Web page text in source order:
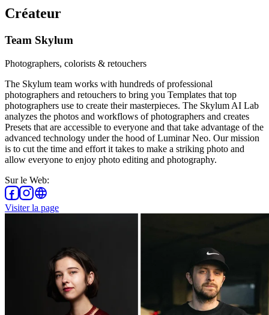
Créateur
Team Skylum
Photographers, colorists & retouchers
The Skylum team works with hundreds of professional
photographers and retouchers to bring you Templates that top
photographers use to create their masterpieces. The Skylum AI Lab
analyzes the photos and workflows of photographers and creates
Presets that are accessible to everyone and that take advantage of the
advanced technology under the hood of Luminar Neo. Our mission
is to cut the time and effort it takes to make a striking photo and
allow everyone to enjoy photo editing and photography.
Sur le Web:
Visiter la page